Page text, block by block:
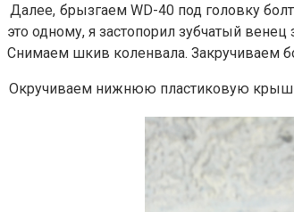
Далее, брызгаем WD-40 под головку
это одному, я застопорил зубчатый
Снимаем шкив коленвала. Закручиваем
Окручиваем нижнюю пластиковую